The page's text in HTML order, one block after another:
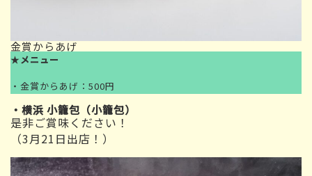
金賞からあげ
★ メニュー
・金賞からあげ：500円
・横浜 小籠包（小籠包）
是非ご賞味ください！
（3月21日出店！）